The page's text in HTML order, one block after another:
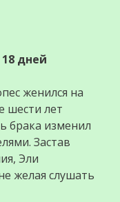
дней
женился на
шести лет
брака изменил
Застав
Эли
желая слушать